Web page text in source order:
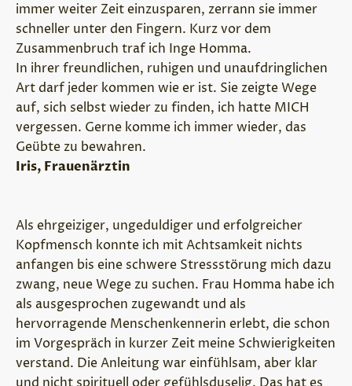
immer weiter Zeit einzusparen, zerrann sie immer
schneller unter den Fingern. Kurz vor dem
Zusammenbruch traf ich Inge Homma.
In ihrer freundlichen, ruhigen und unaufdringlichen
Art darf jeder kommen wie er ist. Sie zeigte Wege
auf, sich selbst wieder zu finden, ich hatte MICH
vergessen. Gerne komme ich immer wieder, das
Geübte zu bewahren.
Iris, Frauenärztin
Als ehrgeiziger, ungeduldiger und erfolgreicher
Kopfmensch konnte ich mit Achtsamkeit nichts
anfangen bis eine schwere Stressstörung mich dazu
zwang, neue Wege zu suchen. Frau Homma habe ich
als ausgesprochen zugewandt und als
hervorragende Menschenkennerin erlebt, die schon
im Vorgespräch in kurzer Zeit meine Schwierigkeiten
verstand. Die Anleitung war einfühlsam, aber klar